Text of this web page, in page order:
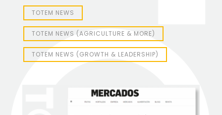
TOTEM NEWS
TOTEM NEWS (AGRICULTURE & MORE)
TOTEM NEWS (GROWTH & LEADERSHIP)